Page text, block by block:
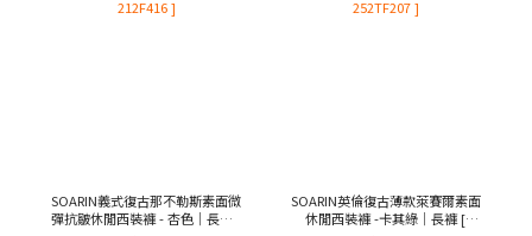
SOARIN義式復古那不勒斯素面微
彈抗皺休閒西裝褲 - 杏色｜長褲 [
SOARIN英倫復古薄款萊賽爾素面
休閒西裝褲 -卡其綠｜長褲 [